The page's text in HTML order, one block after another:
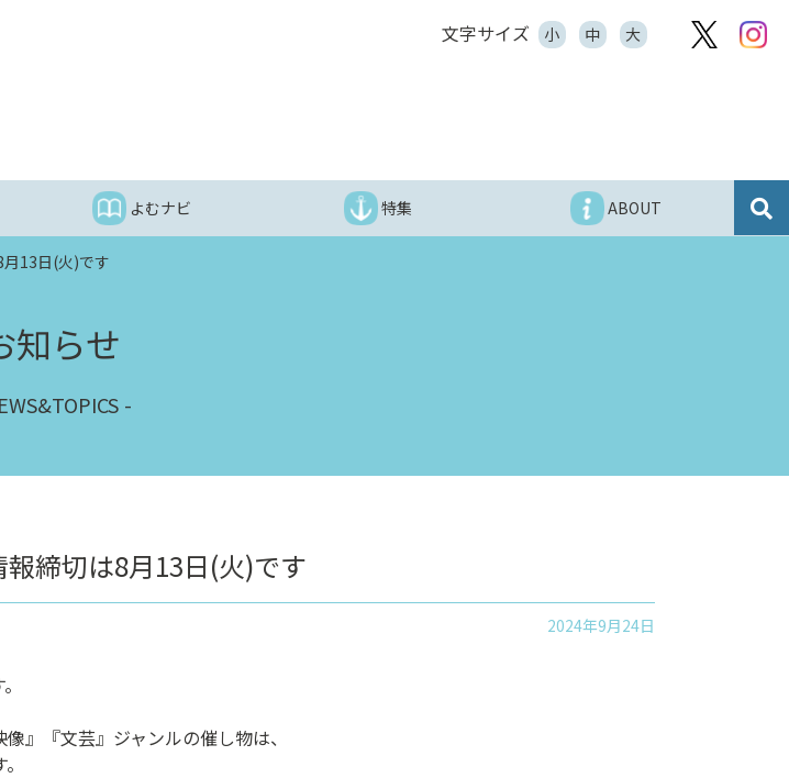
文字サイズ 小 中 大
よむナビ 特集 ABOUT
月13日(火)です
知らせ
報締切は8月13日(火)です
2024年9月24日
』『文芸』ジャンルの催し物は、